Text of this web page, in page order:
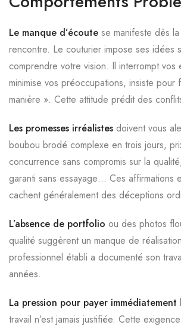
Le manque d’écoute se manifeste dès
rencontre. Le couturier impose ses idées
comprendre votre vision. Il interrompt vos
minimise vos préoccupations, insiste pour
manière ». Cette attitude prédit des
Les promesses irréalistes doivent vous
boubou brodé complexe en trois jours,
concurrence sans compromis sur la
garanti sans essayage… Ces affirmations
cachent généralement des déceptions
L’absence de portfolio ou des photos
qualité suggèrent un manque de
professionnel établi a documenté son
années.
La pression pour payer immédiatement
travail n’est jamais justifiée. Cette